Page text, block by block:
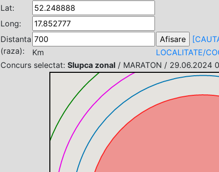
Lat:
Long:
Distanta
(raza):
Km
LOCALITATE/
Concurs selectat: Slupca zonal / MARATON / 29.06.2024